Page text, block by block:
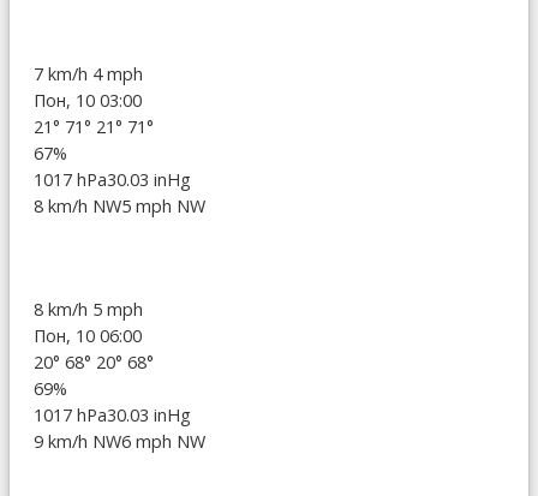
7 km/h 4 mph
Пон, 10 03:00
21° 71° 21° 71°
67%
1017 hPa30.03 inHg
8 km/h NW5 mph NW
8 km/h 5 mph
Пон, 10 06:00
20° 68° 20° 68°
69%
1017 hPa30.03 inHg
9 km/h NW6 mph NW